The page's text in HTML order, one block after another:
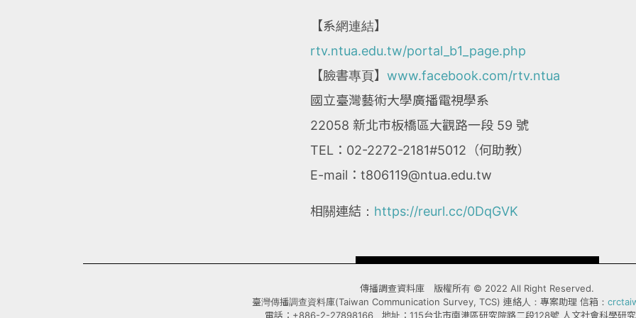
【系網連結】
rtv.ntua.edu.tw/portal_b1_page.php
【臉書專頁】 www.facebook.com/rtv.ntua
國立臺灣藝術大學廣播電視學系
22058 新北市板橋區大觀路一段 59 號
TEL：02-2272-2181#5012（何助教）
E-mail：t806119@ntua.edu.tw
相關連結： https://reurl.cc/0DqGVK
傳播調查資料庫 版權所有 © 2022 All Right Reserved.
臺灣傳播調查資料庫(Taiwan Communication Survey, TCS) 連絡人：專案助理 信箱：
電話：+886-2-27898166 地址：115台北市南港區研究院路二段128號 人文社會科學研